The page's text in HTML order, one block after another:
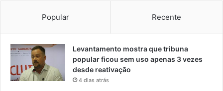
Popular Recente
Levantamento mostra que tribuna
popular ficou sem uso apenas 3 vezes
desde reativação
4 dias atrás